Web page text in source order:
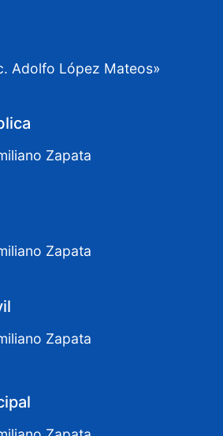
Adolfo López Mateos»
Zapata
Zapata
Zapata